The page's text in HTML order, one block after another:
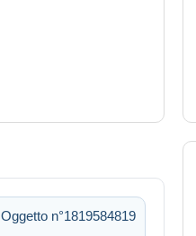
Oggetto n°1819584819